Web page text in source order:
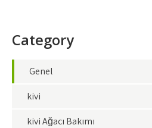
Category
Genel
kivi
kivi Ağacı Bakımı